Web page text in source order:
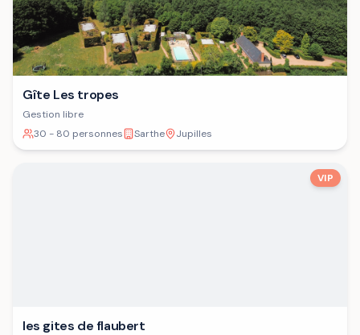
Gîte Les tropes
Gestion libre
30 - 80 personnes
Sarthe Jupilles
VIP
les gites de flaubert